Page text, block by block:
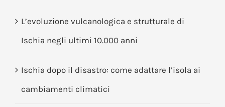
L’evoluzione vulcanologica e strutturale di
Ischia negli ultimi 10.000 anni
Ischia dopo il disastro: come adattare l’isola ai
cambiamenti climatici